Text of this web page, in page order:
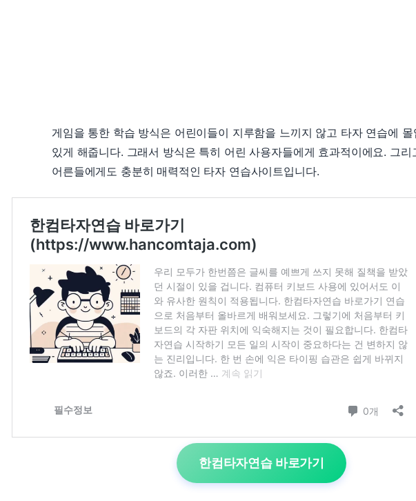
게임을 통한 학습 방식은 어린이들이 지루함을 느끼지 않고 타자 연습에 몰
있게 해줍니다. 그래서 방식은 특히 어린 사용자들에게 효과적이에요. 그리
어른들에게도 충분히 매력적인 타자 연습사이트입니다.
한컴타자연습 바로가기